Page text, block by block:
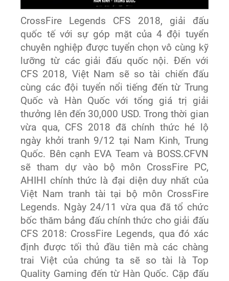
CrossFire Legends CFS 2018, giải đấu
quốc tế với sự góp mặt của 4 đội tuyển
chuyên nghiệp được tuyển chọn vô cùng kỹ
lưỡng từ các giải đấu quốc nội. Đến với
CFS 2018, Việt Nam sẽ so tài chiến đấu
cùng các đội tuyển nổi tiếng đến từ Trung
Quốc và Hàn Quốc với tổng giá trị giải
thưởng lên đến 30,000 USD. Trong thời gian
vừa qua, CFS 2018 đã chính thức hé lộ
ngày khởi tranh 9/12 tại Nam Kinh, Trung
Quốc. Bên cạnh EVA Team và BOSS.CFVN
sẽ tham dự vào bộ môn CrossFire PC,
AHIHI chính thức là đại diện duy nhất của
Việt Nam tranh tài tại bộ môn CrossFire
Legends. Ngày 24/11 vừa qua đã tổ chức
bốc thăm bảng đấu chính thức cho giải đấu
CFS 2018: CrossFire Legends, qua đó xác
định được tối thủ đầu tiên mà các chàng
trai Việt của chúng ta sẽ so tài là Top
Quality Gaming đến từ Hàn Quốc. Cặp đấu